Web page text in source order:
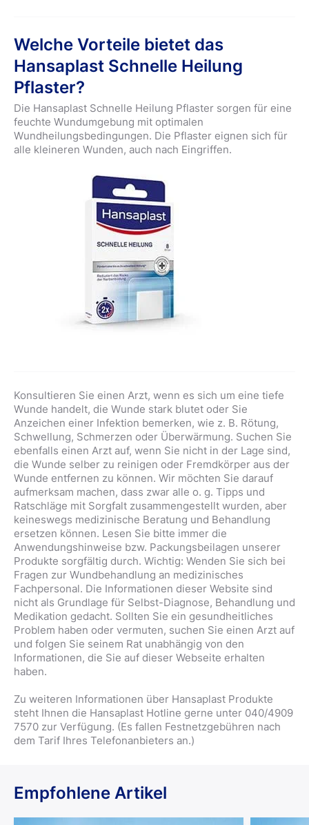
Welche Vorteile bietet das
Hansaplast Schnelle Heilung
Pflaster?
Die Hansaplast Schnelle Heilung Pflaster sorgen für eine
feuchte Wundumgebung mit optimalen
Wundheilungsbedingungen. Die Pflaster eignen sich für
alle kleineren Wunden, auch nach Eingriffen.
Konsultieren Sie einen Arzt, wenn es sich um eine tiefe
Wunde handelt, die Wunde stark blutet oder Sie
Anzeichen einer Infektion bemerken, wie z. B. Rötung,
Schwellung, Schmerzen oder Überwärmung. Suchen Sie
ebenfalls einen Arzt auf, wenn Sie nicht in der Lage sind,
die Wunde selber zu reinigen oder Fremdkörper aus der
Wunde entfernen zu können. Wir möchten Sie darauf
aufmerksam machen, dass zwar alle o. g. Tipps und
Ratschläge mit Sorgfalt zusammengestellt wurden, aber
keineswegs medizinische Beratung und Behandlung
ersetzen können. Lesen Sie bitte immer die
Anwendungshinweise bzw. Packungsbeilagen unserer
Produkte sorgfältig durch. Wichtig: Wenden Sie sich bei
Fragen zur Wundbehandlung an medizinisches
Fachpersonal. Die Informationen dieser Website sind
nicht als Grundlage für Selbst-Diagnose, Behandlung und
Medikation gedacht. Sollten Sie ein gesundheitliches
Problem haben oder vermuten, suchen Sie einen Arzt auf
und folgen Sie seinem Rat unabhängig von den
Informationen, die Sie auf dieser Webseite erhalten
haben.
Zu weiteren Informationen über Hansaplast Produkte
steht Ihnen die Hansaplast Hotline gerne unter 040/4909
7570 zur Verfügung. (Es fallen Festnetzgebühren nach
dem Tarif Ihres Telefonanbieters an.)
Empfohlene Artikel